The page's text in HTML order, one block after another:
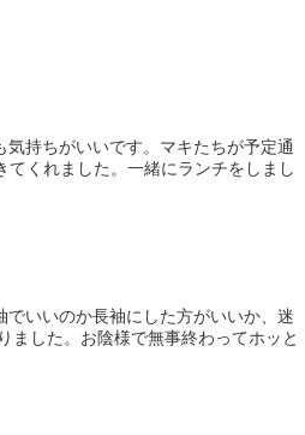
持ちがいいです。マキたちが予定通
くれました。一緒にランチをしまし
いいのか長袖にした方がいいか、迷
ました。お陰様で無事終わってホッと